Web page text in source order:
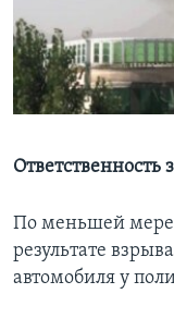
Learning English
СОЦИАЛЬНЫЕ СЕТИ
Ответственность
По меньшей мере
результате
автомобиля у